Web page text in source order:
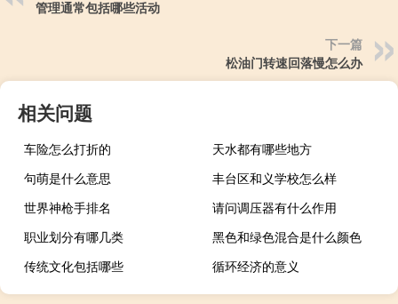
管理通常包括哪些活动
下一篇
松油门转速回落慢怎么办
相关问题
车险怎么打折的
天水都有哪些地方
句萌是什么意思
丰台区和义学校怎么样
世界神枪手排名
请问调压器有什么作用
职业划分有哪几类
黑色和绿色混合是什么颜色
传统文化包括哪些
循环经济的意义